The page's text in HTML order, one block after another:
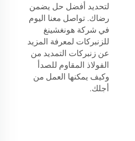
لتحديد أفضل حل يضمن
رضاك. تواصل معنا اليوم
في شركة هونغشينغ
للزنبركات لمعرفة المزيد
عن زنبركات التمديد من
الفولاذ المقاوم للصدأ
وكيف يمكنها العمل من
أجلك.